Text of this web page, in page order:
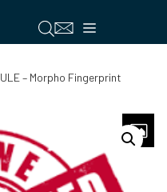
Menú
– Morpho Fingerprint